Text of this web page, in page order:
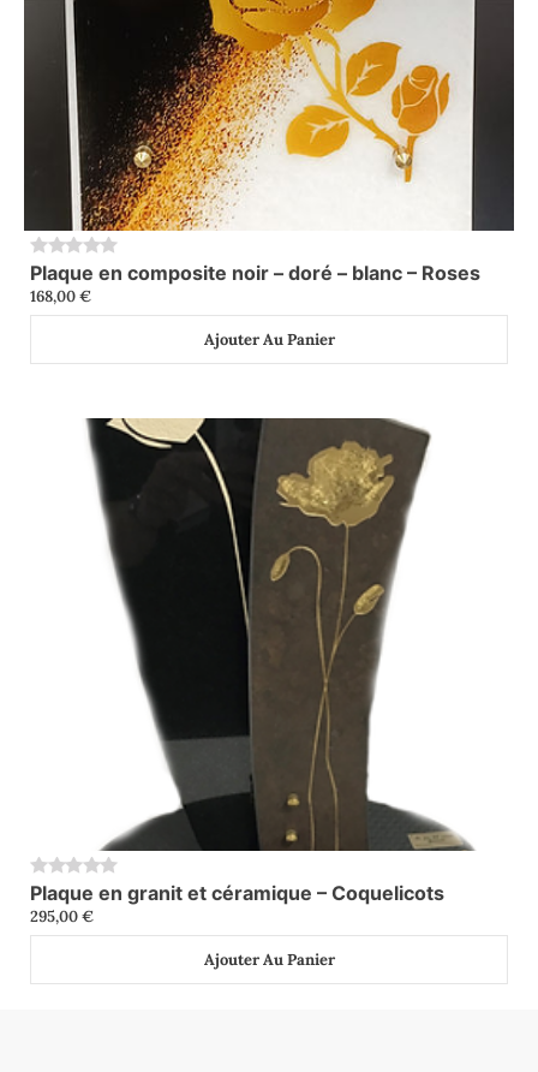
0
Plaque en composite noir – doré – blanc – Roses
168,00€
Ajouter Au Panier
0
Plaque en granit et céramique – Coquelicots
295,00€
Ajouter Au Panier